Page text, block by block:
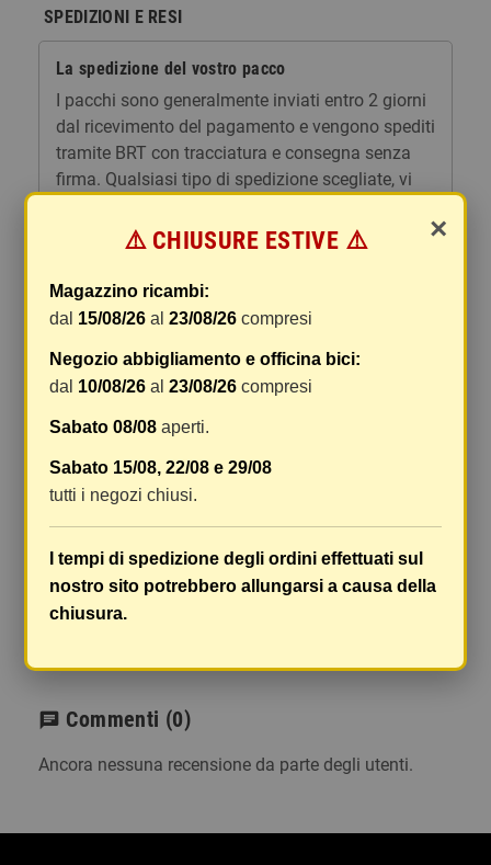
SPEDIZIONI E RESI
La spedizione del vostro pacco
I pacchi sono generalmente inviati entro 2 giorni
dal ricevimento del pagamento e vengono spediti
tramite BRT con tracciatura e consegna senza
firma. Qualsiasi tipo di spedizione scegliate, vi
gestione e imballaggio e le spese postali. I costi
di gestione sono fissi, mentre i costi di trasporto
variano a seconda del peso totale della
spedizione. Vi consigliamo di raggruppare i
vostri articoli in un unico ordine. Non ci è
possibile raggruppare due ordini distinti
spedizione saranno addebitate per ognuno di
essi. Il vostro pacco sarà inviato a vostro rischio,
ma viene prestata un'attenzione particolare in
caso di oggetti fragili.
Le scatole hanno dimensioni adeguatamente
ampie e i vostri articoli son ben protetti.
chat Commenti (0)
Ancora nessuna recensione da parte degli utenti.
×
⚠️ CHIUSURE ESTIVE ⚠️
Magazzino ricambi:
dal 15/08/26 al23/08/26 compresi
Negozio abbigliamento e officina bici:
dal 10/08/26 al23/08/26 compresi
Sabato 08/08 aperti.
Sabato 15/08, 22/08 e 29/08
tutti i negozi chiusi.
I tempi di spedizione degli ordini effettuati sul
nostro sito potrebbero allungarsi a causa della
chiusura.